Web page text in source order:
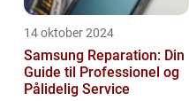
14 oktober 2024
Samsung Reparation: Din
Guide til Professionel og
Pålidelig Service